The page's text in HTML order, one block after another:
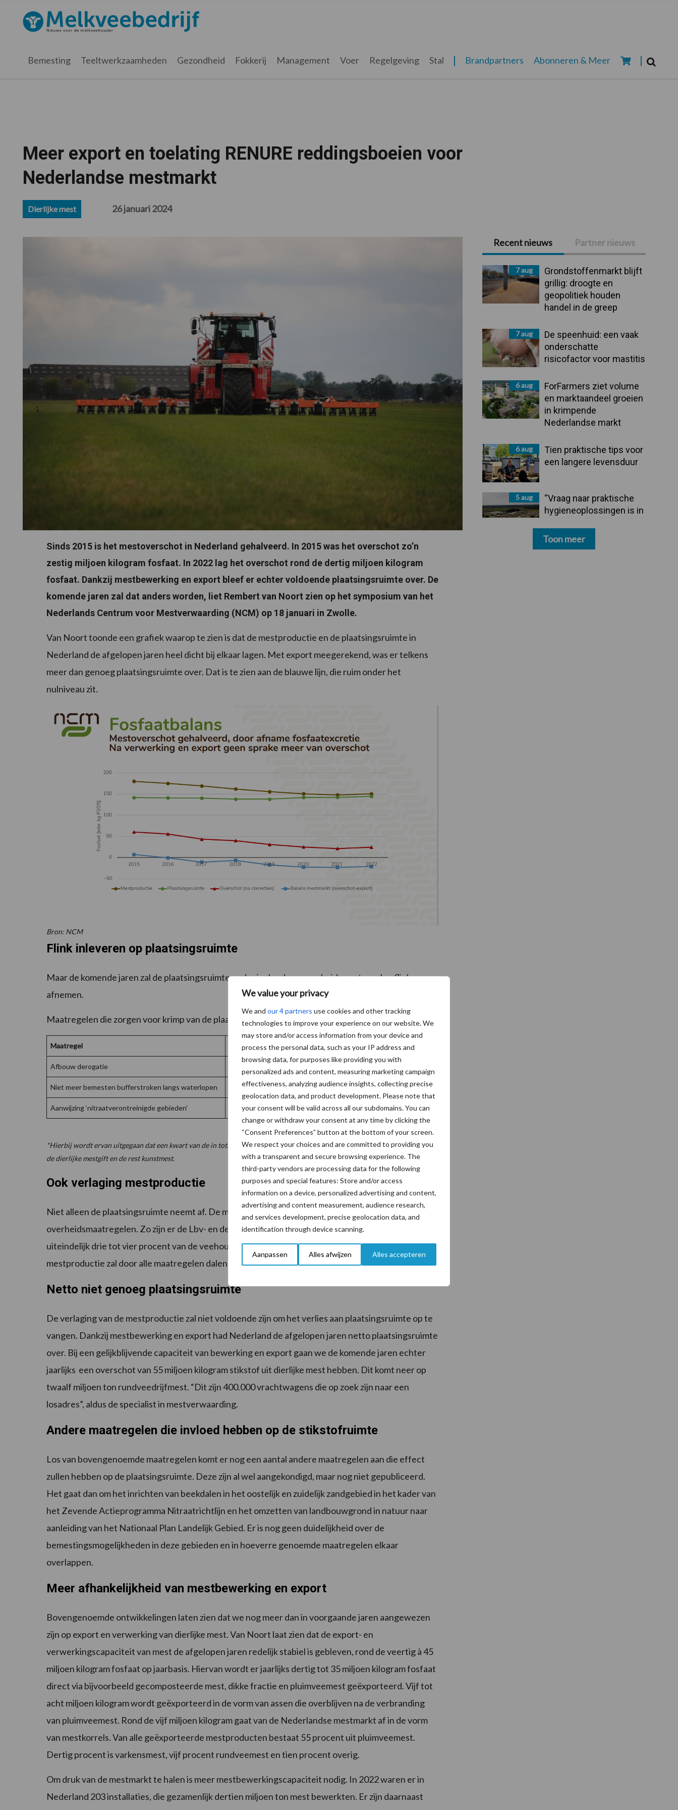
We value your privacy
We and our 4 partners use cookies and other tracking
technologies to improve your experience on our website. We
may store and/or access information from your device and
process the personal data, such as your IP address and
browsing data, for purposes like providing you with
personalized ads and content, measuring marketing campaign
effectiveness, analyzing audience insights, collecting precise
geolocation data, and product development. Please note that
your consent will be valid across all our subdomains. You can
change or withdraw your consent at any time by clicking the
“Consent Preferences” button at the bottom of your screen.
We respect your choices and are committed to providing you
with a transparent and secure browsing experience. The
third-party vendors are processing data for the following
purposes and special features: Store and/or access
information on a device, personalized advertising and content,
advertising and content measurement, audience research,
and services development, precise geolocation data, and
identification through device scanning.
Aanpassen Alles afwijzen Alles accepteren
hoofdnavigatie
hoofd
eerste
voettekst
Melkveebedrijf.nl
Bemesting Teeltwerkzaamheden Gezondheid Fokkerij Management Voer Regelgeving Stal Brandpartners Abonneren & Meer
Meer export en toelating RENURE reddingsboeien voor
Nederlandse mestmarkt
Dierlijke mest 26 januari 2024
Sinds 2015 is het mestoverschot in Nederland gehalveerd. In 2015 was het overschot zo’n
zestig miljoen kilogram fosfaat. In 2022 lag het overschot rond de dertig miljoen kilogram
fosfaat. Dankzij mestbewerking en export bleef er echter voldoende plaatsingsruimte over. De
komende jaren zal dat anders worden, liet Rembert van Noort zien op het symposium van het
Nederlands Centrum voor Mestverwaarding (NCM) op 18 januari in Zwolle.
Van Noort toonde een grafiek waarop te zien is dat de mestproductie en de plaatsingsruimte in
Nederland de afgelopen jaren heel dicht bij elkaar lagen. Met export meegerekend, was er telkens
meer dan genoeg plaatsingsruimte over. Dat is te zien aan de blauwe lijn, die ruim onder het
nulniveau zit.
Bron: NCM
Flink inleveren op plaatsingsruimte
Maar de komende jaren zal de plaatsingsruimte onder invloed van overheidsmaatregelen flink
afnemen.
Maatregelen die zorgen voor krimp van de plaatsingsruimte:
Maatregel Verlies aan plaatsingsruimte (kilogram stikstof uit dierlijke mest)
Afbouw derogatie
Niet meer bemesten bufferstroken langs waterlopen 12 miljoen
Aanwijzing ‘nitraatverontreinigde gebieden’ 14 miljoen*
*Hierbij wordt ervan uitgegaan dat een kwart van de in totaal 54 miljoen kilogram stikstof wordt ingevuld door verlaging van
de dierlijke mestgift en de rest kunstmest.
Ook verlaging mestproductie
Niet alleen de plaatsingsruimte neemt af. De mestproductie zal ook afnemen onder invloed van
overheidsmaatregelen. Zo zijn er de Lbv- en de Lbv-plus-regelingen waarvan naar verwachting
uiteindelijk drie tot vier procent van de veehouderijbedrijven zal deelnemen. De verwachte
mestproductie zal door alle maatregelen dalen naar 390 miljoen kilogram stikstof in 2025.
Netto niet genoeg plaatsingsruimte
De verlaging van de mestproductie zal niet voldoende zijn om het verlies aan plaatsingsruimte op te
vangen. Dankzij mestbewerking en export had Nederland de afgelopen jaren netto plaatsingsruimte
over. Bij een gelijkblijvende capaciteit van bewerking en export gaan we de komende jaren echter
jaarlijks een overschot van 55 miljoen kilogram stikstof uit dierlijke mest hebben. Dit komt neer op
twaalf miljoen ton rundveedrijfmest. “Dit zijn 400.000 vrachtwagens die op zoek zijn naar een
losadres”, aldus de specialist in mestverwaarding.
Andere maatregelen die invloed hebben op de stikstofruimte
Los van bovengenoemde maatregelen komt er nog een aantal andere maatregelen aan die effect
zullen hebben op de plaatsingsruimte. Deze zijn al wel aangekondigd, maar nog niet gepubliceerd.
Het gaat dan om het inrichten van beekdalen in het oostelijk en zuidelijk zandgebied in het kader van
het Zevende Actieprogramma Nitraatrichtlijn en het omzetten van landbouwgrond in natuur naar
aanleiding van het Nationaal Plan Landelijk Gebied. Er is nog geen duidelijkheid over de
bemestingsmogelijkheden in deze gebieden en in hoeverre genoemde maatregelen elkaar
overlappen.
Meer afhankelijkheid van mestbewerking en export
Bovengenoemde ontwikkelingen laten zien dat we nog meer dan in voorgaande jaren aangewezen
zijn op export en verwerking van dierlijke mest. Van Noort laat zien dat de export- en
verwerkingscapaciteit van mest de afgelopen jaren redelijk stabiel is gebleven, rond de veertig à 45
miljoen kilogram fosfaat op jaarbasis. Hiervan wordt er jaarlijks dertig tot 35 miljoen kilogram fosfaat
direct via bijvoorbeeld gecomposteerde mest, dikke fractie en pluimveemest geëxporteerd. Vijf tot
acht miljoen kilogram wordt geëxporteerd in de vorm van assen die overblijven na de verbranding
van pluimveemest. Rond de vijf miljoen kilogram gaat van de Nederlandse mestmarkt af in de vorm
van mestkorrels. Van alle geëxporteerde mestproducten bestaat 55 procent uit pluimveemest.
Dertig procent is varkensmest, vijf procent rundveemest en tien procent overig.
Om druk van de mestmarkt te halen is meer mestbewerkingscapaciteit nodig. In 2022 waren er in
Nederland 203 installaties, die gezamenlijk dertien miljoen ton mest bewerkten. Er zijn daarnaast
Primaire
Sidebar
Recent nieuws Partner nieuws
7 aug
Grondstoffenmarkt blijft
grillig: droogte en
geopolitiek houden
handel in de greep
7 aug
De speenhuid: een vaak
onderschatte
risicofactor voor mastitis
6 aug
ForFarmers ziet volume
en marktaandeel groeien
in krimpende
Nederlandse markt
6 aug
Tien praktische tips voor
een langere levensduur
5 aug
“Vraag naar praktische
hygieneoplossingen is in
Toon meer